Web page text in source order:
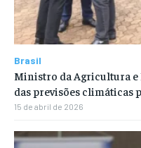
Brasil
Ministro da Agricultura e
das previsões climáticas
15 de abril de 2026